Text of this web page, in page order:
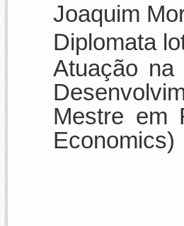
Joaquim
Diplomata
Atuação na
Mestre em
Economics)